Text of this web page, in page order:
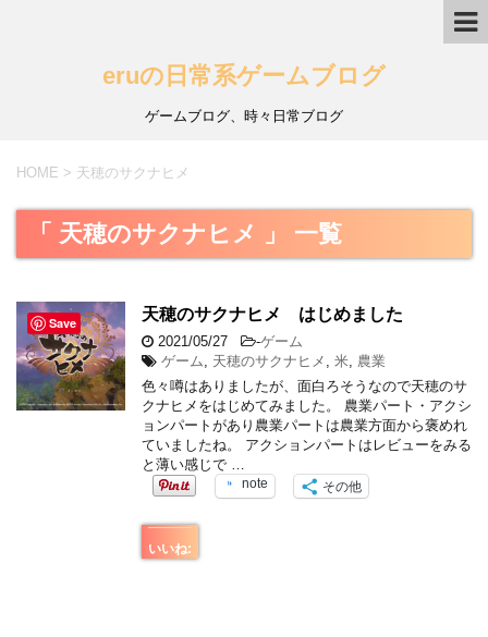
eruの日常系ゲームブログ
ゲームブログ、時々日常ブログ
HOME > 天穂のサクナヒメ
「 天穂のサクナヒメ 」 一覧
天穂のサクナヒメ はじめました
2021/05/27 -ゲーム
ゲーム
天穂のサクナヒメ 米 農業
色々噂はありましたが、面白ろそうなので天穂のサ
クナヒメをはじめてみました。 農業パート・アクシ
ョンパートがあり農業パートは農業方面から褒めれ
ていましたね。 アクションパートはレビューをみる
と薄い感じで …
note その他
いいね:
Save